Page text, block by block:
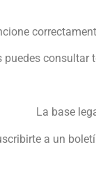
puedes
La base
a un